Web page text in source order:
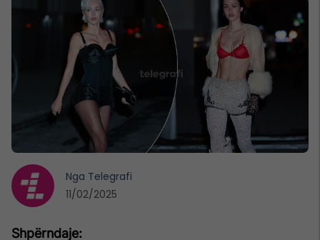
Nga Telegrafi
11/02/2025